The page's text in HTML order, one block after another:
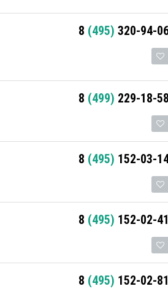
8 (495) 320-94-
8 (499) 229-18-58
8 (495) 152-03-
8 (495) 152-02-41
8 (495) 152-02-81